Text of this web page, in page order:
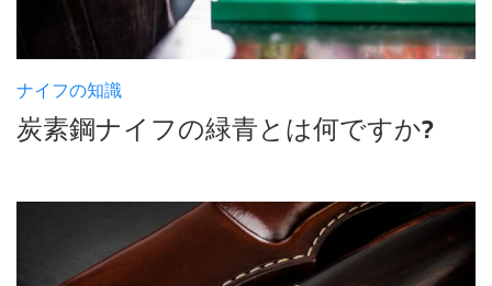
ナイフの知識
炭素鋼ナイフの緑青とは何ですか?